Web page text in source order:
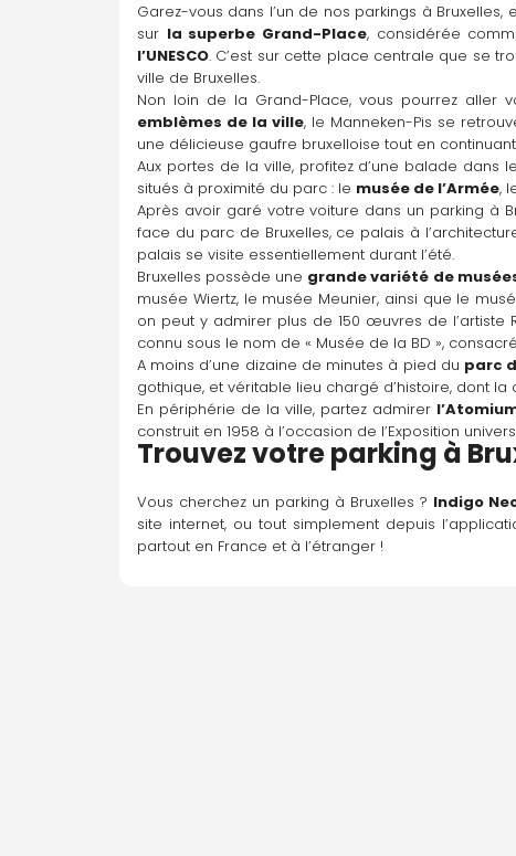
Parking disponible À la demande
Y aller
Up-site
Willebroekkaai 35, 1000 Bruxelles
Parking disponible À la demande
Y aller
Garez-vous dans l’un de nos parkings à
sur la superbe Grand-Place, considérée
l’UNESCO. C’est sur cette place centrale que se
ville de Bruxelles.
Non loin de la Grand-Place, vous pourrez aller
emblèmes de la ville, le Manneken-Pis se
une délicieuse gaufre bruxelloise tout en
Aux portes de la ville, profitez d’une balade dans
situés à proximité du parc : le musée de l’Armée,
Après avoir garé votre voiture dans un parking à
face du parc de Bruxelles, ce palais à
palais se visite essentiellement durant l’été.
Bruxelles possède une grande variété de
musée Wiertz, le musée Meunier, ainsi que le
on peut y admirer plus de 150 œuvres de l’artiste
connu sous le nom de « Musée de la BD »,
A moins d’une dizaine de minutes à pied du parc
gothique, et véritable lieu chargé d’histoire, dont la
En périphérie de la ville, partez admirer
construit en 1958 à l’occasion de l’Exposition
Trouvez votre parking à
Vous cherchez un parking à Bruxelles ? Indigo
site internet, ou tout simplement depuis
partout en France et à l’étranger !